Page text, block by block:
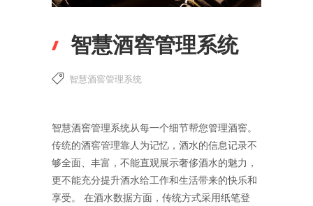
智慧酒窖管理系统
智慧酒窖管理系统
智慧酒窖管理系统从每一个细节帮您管理酒窖。
传统的酒窖管理靠人为记忆，酒水的信息记录不
够全面、丰富，不能直观展示奢侈酒水的魅力，
更不能充分提升酒水给工作和生活带来的快乐和
享受。 在酒水数据方面，传统方式采用纸笔登